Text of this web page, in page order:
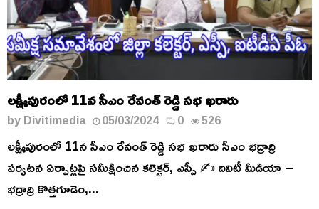
లక్ష్మీపురంలో 11న సీఎం రేవంత్ రెడ్డి సభ ఖరారు
byDivitimedia 05/03/2024 0 526
లక్ష్మీపురంలో 11న సీఎం రేవంత్ రెడ్డి సభ ఖరారు సీఎం భద్రాద్రి
పర్యటన ఏర్పాట్లపై సమీక్షించిన కలెక్టర్, ఎస్పీ ✍ దివిటీ మీడియా –
భద్రాద్రి కొత్తగూడెం,...